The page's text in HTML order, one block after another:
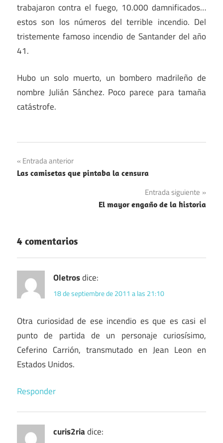
trabajaron contra el fuego, 10.000 damnificados…
estos son los números del terrible incendio. Del
tristemente famoso incendio de Santander del año
41.
Hubo un solo muerto, un bombero madrileño de
nombre Julián Sánchez. Poco parece para tamaña
catástrofe.
Navegación
de
Entrada anterior
Las camisetas que pintaba la censura
Entrada siguiente
El mayor engaño de la historia
4 comentarios
Oletrosdice:
18 de septiembre de 2011 a las 21:10
Otra curiosidad de ese incendio es que es casi el
punto de partida de un personaje curiosísimo,
Ceferino Carrión, transmutado en Jean Leon en
Estados Unidos.
Responder
curis2riadice: